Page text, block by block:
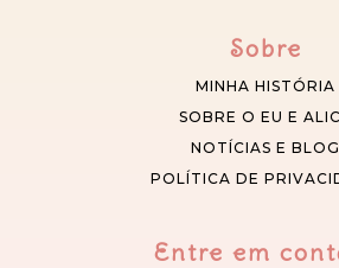
Sobre
MINHA HISTÓRIA
SOBRE O EU E
NOTÍCIAS E BLOG
POLÍTICA DE
Entre em